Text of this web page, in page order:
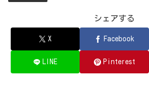
シェアする
X Facebook
LINE Pinterest